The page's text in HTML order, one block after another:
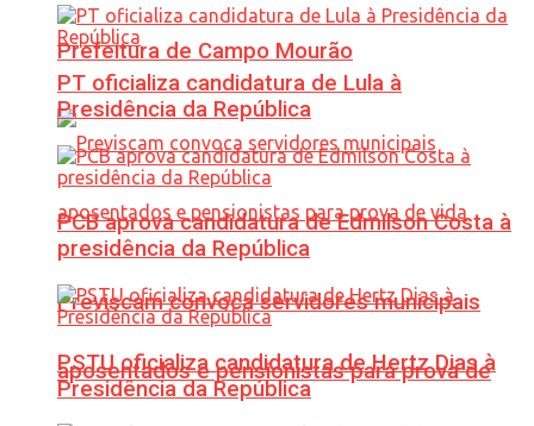
Prefeitura de Campo Mourão
Previscam convoca servidores municipais
aposentados e pensionistas para prova de
PT oficializa candidatura de Lula à
Presidência da República
PCB aprova candidatura de Edmilson Costa à
presidência da República
PSTU oficializa candidatura de Hertz Dias à
Presidência da República